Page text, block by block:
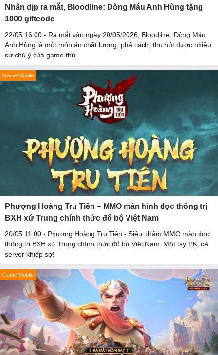
Nhân dịp ra mắt, Bloodline: Dòng Máu Anh Hùng tặng
1000 giftcode
22/05 16:00 - Ra mắt vào ngày 20/05/2026, Bloodline: Dòng Máu
Anh Hùng là một món ăn chất lượng, phá cách, thu hút được nhiều
sự chú ý của game thủ.
Game Mobile
Phượng Hoàng Tru Tiên – MMO màn hình dọc thống trị
BXH xứ Trung chính thức đổ bộ Việt Nam
20/05 11:00 - Phượng Hoàng Tru Tiên - Siêu phẩm MMO màn dọc
thống trị BXH xứ Trung chính thức đổ bộ Việt Nam: Một tay PK, cả
server khiếp sợ!
Game Mobile